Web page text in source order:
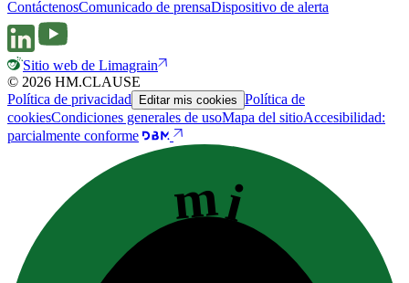
ContáctenosComunicado de prensaDispositivo de alerta
Sitio web de Limagrain
© 2026 HM.CLAUSE
Política de privacidad
Editar mis cookies Política de
cookiesCondiciones generales de usoMapa del sitioAccesibilidad:
parcialmente conforme
mi